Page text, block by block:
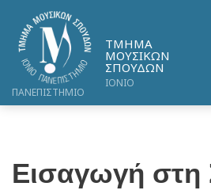
ΤΜΗΜΑ
ΜΟΥΣΙΚΩΝ
ΣΠΟΥΔΩΝ
ΙΟΝΙΟ
ΠΑΝΕΠΙΣΤΗΜΙΟ
Εισαγωγή στη